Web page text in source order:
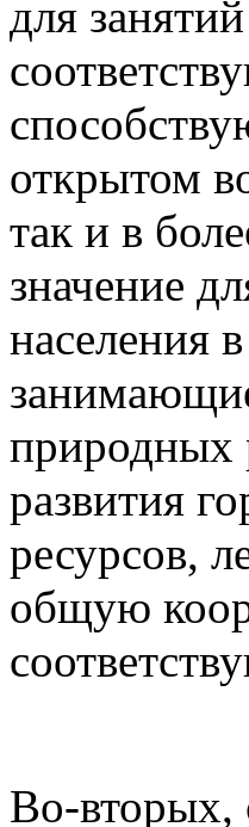
для
открытом
так и в
значение
населения
природных
развития
ресурсов,
общую
Во-вторых,